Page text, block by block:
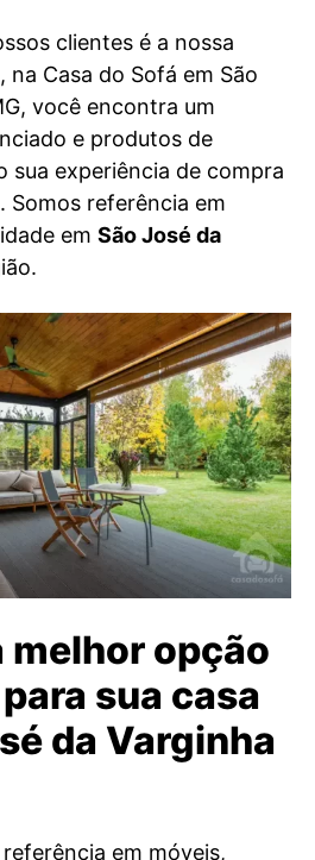
clientes é a nossa
na Casa do Sofá em São
você encontra um
e produtos de
sua experiência de compra
Somos referência em
em São José da
melhor opção
sua casa
da Varginha
referência em móveis,